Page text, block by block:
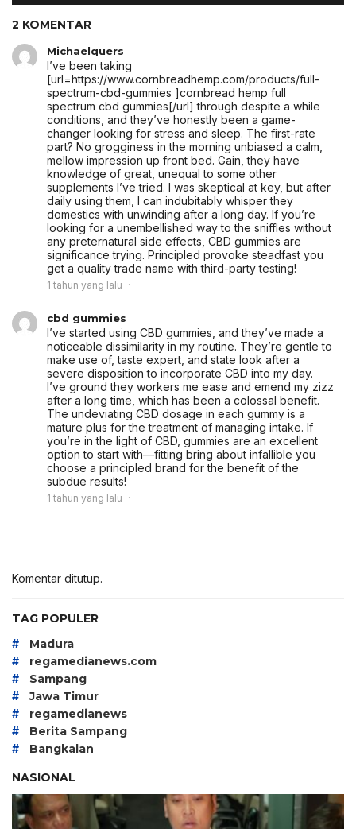
2 KOMENTAR
Michaelquers
I’ve been taking
[url=https://www.cornbreadhemp.com/products/full-
spectrum-cbd-gummies ]cornbread hemp full
spectrum cbd gummies[/url] through despite a while
conditions, and they’ve honestly been a game-
changer looking for stress and sleep. The first-rate
part? No grogginess in the morning unbiased a calm,
mellow impression up front bed. Gain, they have
knowledge of great, unequal to some other
supplements I’ve tried. I was skeptical at key, but after
daily using them, I can indubitably whisper they
domestics with unwinding after a long day. If you’re
looking for a unembellished way to the sniffles without
any preternatural side effects, CBD gummies are
significance trying. Principled provoke steadfast you
get a quality trade name with third-party testing!
1 tahun yang lalu
cbd gummies
I’ve started using CBD gummies, and they’ve made a
noticeable dissimilarity in my routine. They’re gentle to
make use of, taste expert, and state look after a
severe disposition to incorporate CBD into my day.
I’ve ground they workers me ease and emend my zizz
after a long time, which has been a colossal benefit.
The undeviating CBD dosage in each gummy is a
mature plus for the treatment of managing intake. If
you’re in the light of CBD, gummies are an excellent
option to start with—fitting bring about infallible you
choose a principled brand for the benefit of the
subdue results!
1 tahun yang lalu
Komentar ditutup.
TAG POPULER
# Madura
# regamedianews.com
# Sampang
# Jawa Timur
# regamedianews
# Berita Sampang
#
Bangkalan
NASIONAL